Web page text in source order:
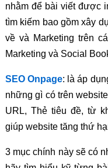
nhằm để bài viết được
tìm kiếm bao gồm xây
về và Marketing trên
Marketing và Social
SEO Onpage: là áp
những gì có trên
URL, Thẻ tiêu đề, từ
giúp website tăng thứ
3 mục chính này sẽ có